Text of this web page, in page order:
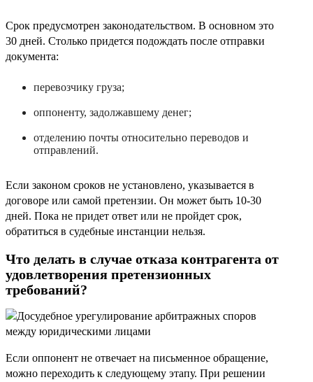
Срок предусмотрен законодательством. В основном это
30 дней. Столько придется подождать после отправки
документа:
перевозчику груза;
оппоненту, задолжавшему денег;
отделению почты относительно переводов и
отправлений.
Если законом сроков не установлено, указывается в
договоре или самой претензии. Он может быть 10-30
дней. Пока не придет ответ или не пройдет срок,
обратиться в судебные инстанции нельзя.
Что делать в случае отказа контрагента от
удовлетворения претензионных
требований?
Если оппонент не отвечает на письменное обращение,
можно переходить к следующему этапу. При решении